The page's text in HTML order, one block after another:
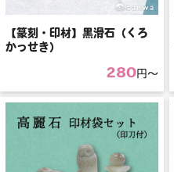
【篆刻・印材】黒滑石（くろ
かっせき）
280円〜